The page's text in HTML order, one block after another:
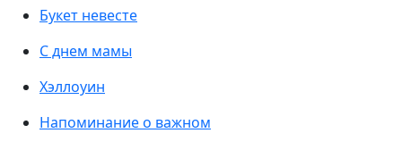
Букет невесте
С днем мамы
Хэллоуин
Напоминание о важном